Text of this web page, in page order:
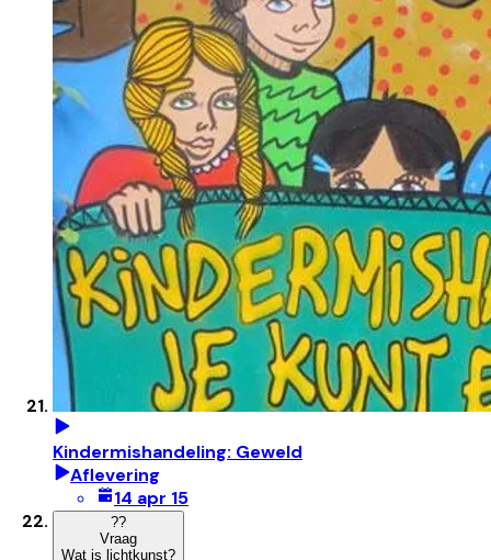
Kindermishandeling: Geweld
Aflevering
14 apr 15
??
Vraag
Wat is lichtkunst?